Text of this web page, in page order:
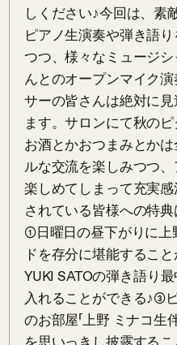
しください♪今回は、素
ピアノ生演奏や弾き語
つつ、様々なミュージ
んとのオープンマイク
サーの皆さんは絶対に
ます。サロンにて秋の
お酒とかおつまみとか
ルな交流を楽しみつつ
楽しめてしまって充実
されている皆様への特典
①日曜日の昼下がりに上
ドを存分に堪能するこ
YUKI SATOの弾き語り
入れることができる♪③
のお部屋「上野 ミナコ生
を思いっきし披露する